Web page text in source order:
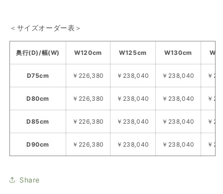
＜サイズオーダー表＞
奥行(D)/幅(W) W120cm W125cm W130cm
D75cm ￥226,380 ￥238,040 ￥238,040 ￥
D80cm ￥226,380 ￥238,040 ￥238,040 ￥
D85cm ￥226,380 ￥238,040 ￥238,040 ￥
D90cm ￥226,380 ￥238,040 ￥238,040 ￥
Share